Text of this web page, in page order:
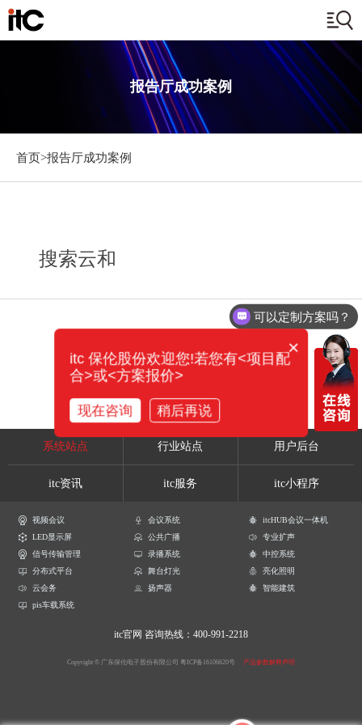
报告厅成功案例
首页>报告厅成功案例
搜索云和
系统站点 行业站点 用户后台
itc资讯 itc服务 itc小程序
视频会议 会议系统
itcHUB会议一体机
LED显示屏
公共广播
专业扩声
信号传输管理
录播系统
中控系统
分布式平台
舞台灯光
亮化照明
云会务
扬声器
智能建筑
pis车载系统
itc官网 咨询热线：400-991-2218
Copyright © 广东保伦电子股份有限公司 粤ICP备16106620号 产品参数解释声明
可以定制方案吗？
×
itc 保伦股份欢迎您!若您有<项目配
合>或<方案报价>
现在咨询 稍后再说